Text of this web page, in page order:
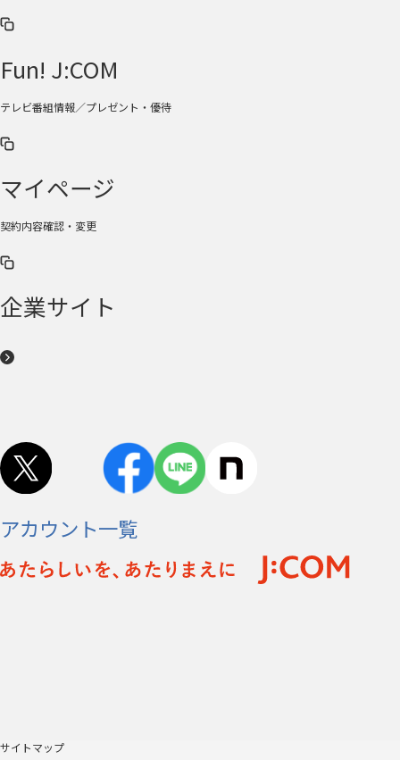
Fun! J:COM
テレビ番組情報／プレゼント・優待
マイページ
契約内容確認・変更
企業サイト
アカウント一覧
サイトマップ